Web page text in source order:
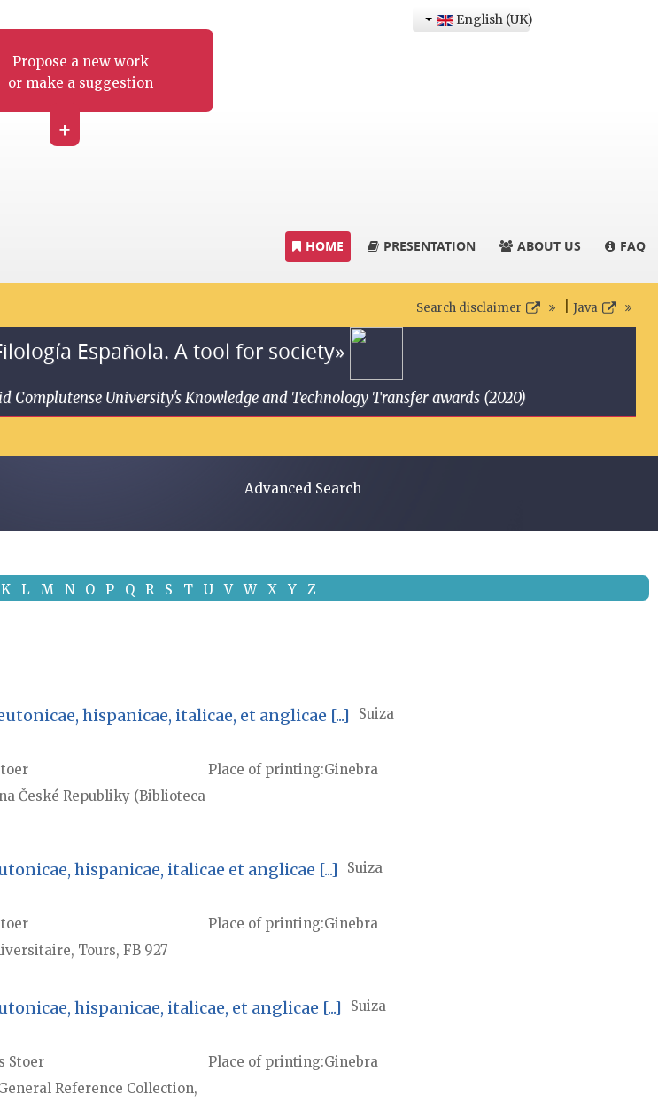
Propose a new work
or make a suggestion
+
English (UK)
HOME PRESENTATION ABOUT US FAQ
Search disclaimer Java
Española. A tool for society»
University's Knowledge and Technology Transfer awards (2020)
Advanced Search
K L M N O P Q R S T U V W X Y Z
hispanicae, italicae, et anglicae [...] Suiza
Place of printing Ginebra
České Republiky (Biblioteca
hispanicae, italicae et anglicae [...] Suiza
Place of printing Ginebra
Tours, FB 927
hispanicae, italicae, et anglicae [...] Suiza
Stoer Place of printing Ginebra
Reference Collection,